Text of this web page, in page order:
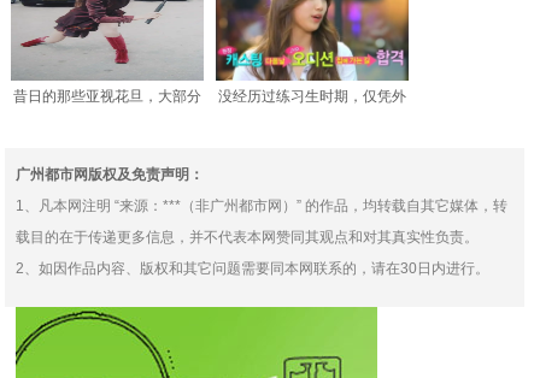
昔日的那些亚视花旦，大部分
没经历过练习生时期，仅凭外
广州都市网版权及免责声明：
1、凡本网注明 “来源：***（非广州都市网）” 的作品，均转载自其它媒体，转
载目的在于传递更多信息，并不代表本网赞同其观点和对其真实性负责。
2、如因作品内容、版权和其它问题需要同本网联系的，请在30日内进行。